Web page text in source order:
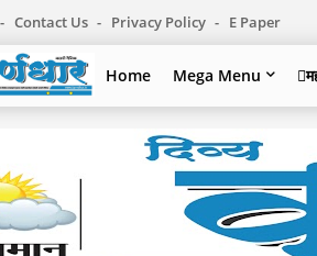
Contact Us Privacy Policy E Paper
Home Mega Menu